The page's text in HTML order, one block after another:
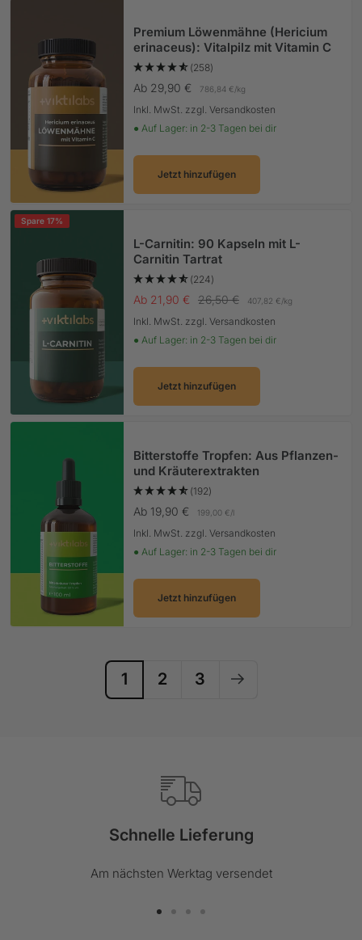
Premium Löwenmähne (Hericium
erinaceus): Vitalpilz mit Vitamin C
(258)
Angebotspreis
Ab 29,90 € 786,84 €/kg
Inkl. MwSt. zzgl. Versandkosten
● Auf Lager: in 2-3 Tagen bei dir
Jetzt hinzufügen
Spare 17%
L-Carnitin: 90 Kapseln mit L-
Carnitin Tartrat
(224)
Angebotspreis
Ab 21,90 € Regulärer Preis
26,50 € 407,82 €/kg
Inkl. MwSt. zzgl. Versandkosten
● Auf Lager: in 2-3 Tagen bei dir
Jetzt hinzufügen
Bitterstoffe Tropfen: Aus Pflanzen-
und Kräuterextrakten
(192)
Angebotspreis
Ab 19,90 € 199,00 €/l
Inkl. MwSt. zzgl. Versandkosten
● Auf Lager: in 2-3 Tagen bei dir
Jetzt hinzufügen
1 2 3
Schnelle Lieferung
Am nächsten Werktag versendet